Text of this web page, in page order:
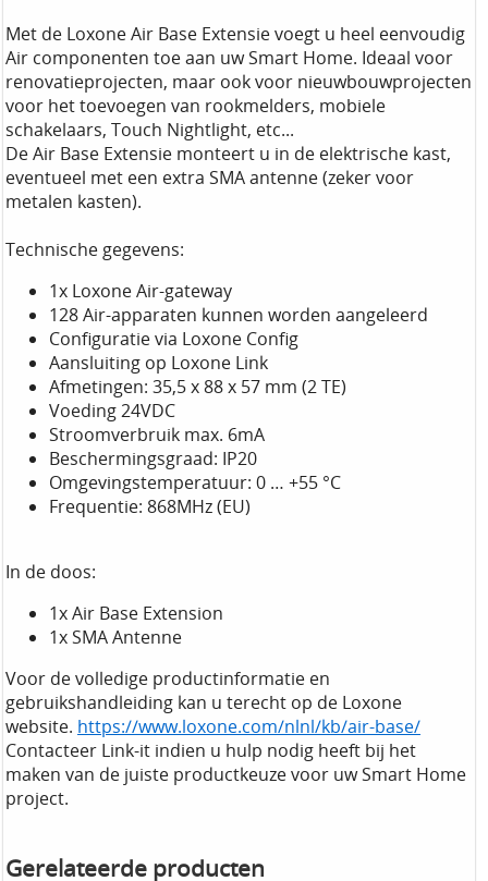
Met de Loxone Air Base Extensie voegt u heel eenvoudig
Air componenten toe aan uw Smart Home. Ideaal voor
renovatieprojecten, maar ook voor nieuwbouwprojecten
voor het toevoegen van rookmelders, mobiele
schakelaars, Touch Nightlight, etc...
De Air Base Extensie monteert u in de elektrische kast,
eventueel met een extra SMA antenne (zeker voor
metalen kasten).
Technische gegevens:
1x Loxone Air-gateway
128 Air-apparaten kunnen worden aangeleerd
Configuratie via Loxone Config
Aansluiting op Loxone Link
Afmetingen: 35,5 x 88 x 57 mm (2 TE)
Voeding 24VDC
Stroomverbruik max. 6mA
Beschermingsgraad: IP20
Omgevingstemperatuur: 0 … +55 °C
Frequentie: 868MHz (EU)
In de doos:
1x Air Base Extension
1x SMA Antenne
Voor de volledige productinformatie en
gebruikshandleiding kan u terecht op de Loxone
website. https://www.loxone.com/nlnl/kb/air-base/
Contacteer Link-it indien u hulp nodig heeft bij het
maken van de juiste productkeuze voor uw Smart Home
project.
Gerelateerde producten